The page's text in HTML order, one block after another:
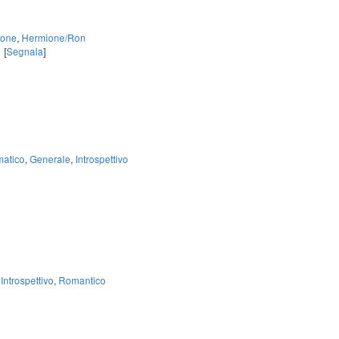
, Hermione/Ron
[Segnala]
, Generale, Introspettivo
Introspettivo, Romantico